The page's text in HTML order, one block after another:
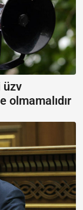
üzv
olmamalıdır